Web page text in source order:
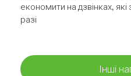
економити на дзвінках,
разі
Інші